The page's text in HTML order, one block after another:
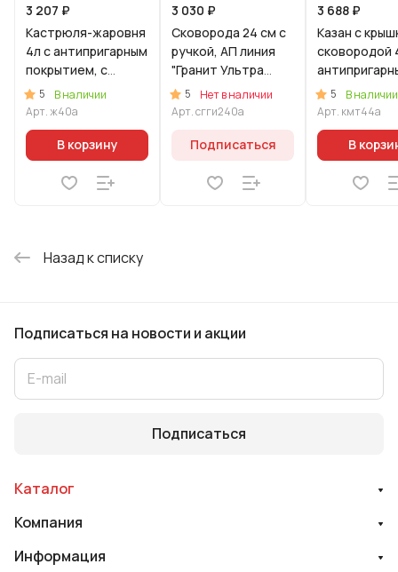
3 207 ₽
Кастрюля-жаровня
4л с антипригарным
покрытием, с
крышкой.
5
В наличии
Арт.ж40а
В корзину
3 030 ₽
Сковорода 24 см с
ручкой, АП линия
"Гранит Ультра
Индукционная"
(Синий)
5
Нет в наличии
Арт.сгги240а
Подписаться
3 688 ₽
Казан с
сковородой
покрытием
(темный
5
В наличии
Арт. кмт44а
В
Назад к списку
Подписаться на новости и акции
Подписаться
Каталог
Компания
Информация